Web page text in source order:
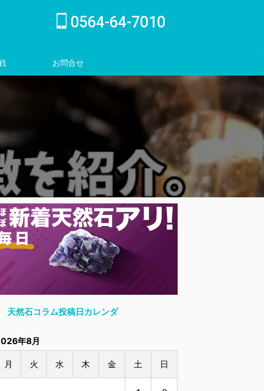
0564-64-7010
お問合せ
天然石コラム投稿日カレンダ
年8月
月 火 水 木 金 土 日